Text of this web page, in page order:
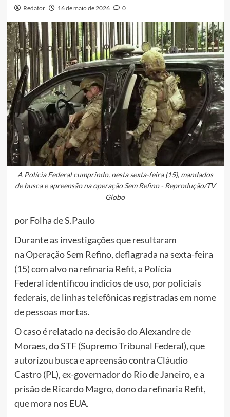
Redator 16 de maio de 2026 0
A Polícia Federal cumprindo, nesta sexta-feira (15), mandados
de busca e apreensão na operação Sem Refino - Reprodução/TV
Globo
por Folha de S.Paulo
Durante as investigações que resultaram
na Operação Sem Refino, deflagrada na sexta-feira
(15) com alvo na refinaria Refit, a Polícia
Federal identificou indícios de uso, por policiais
federais, de linhas telefônicas registradas em nome
de pessoas mortas.
O caso é relatado na decisão do Alexandre de
Moraes, do STF (Supremo Tribunal Federal), que
autorizou busca e apreensão contra Cláudio
Castro (PL), ex-governador do Rio de Janeiro, e a
prisão de Ricardo Magro, dono da refinaria Refit,
que mora nos EUA.